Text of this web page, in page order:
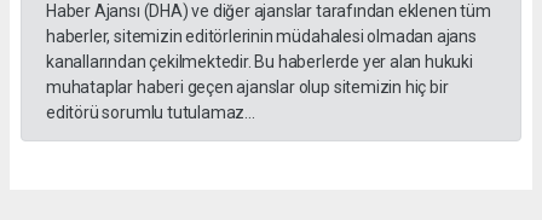
Haber Ajansı (DHA) ve diğer ajanslar tarafından eklenen tüm
haberler, sitemizin editörlerinin müdahalesi olmadan ajans
kanallarından çekilmektedir. Bu haberlerde yer alan hukuki
muhataplar haberi geçen ajanslar olup sitemizin hiç bir
editörü sorumlu tutulamaz...